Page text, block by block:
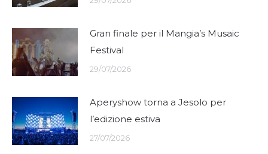
Gran finale per il Mangia’s Musaic
Festival
29/07/2026
Aperyshow torna a Jesolo per
l’edizione estiva
27/07/2026